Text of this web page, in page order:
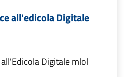
all'edicola Digitale
Digitale mlol